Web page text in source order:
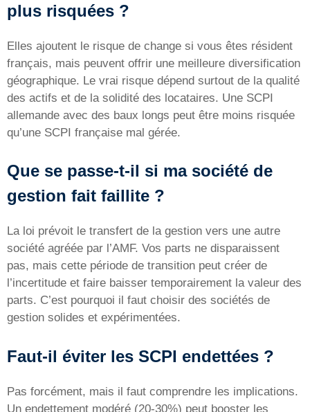
plus risquées ?
Elles ajoutent le risque de change si vous êtes résident
français, mais peuvent offrir une meilleure diversification
géographique. Le vrai risque dépend surtout de la qualité
des actifs et de la solidité des locataires. Une SCPI
allemande avec des baux longs peut être moins risquée
qu’une SCPI française mal gérée.
Que se passe-t-il si ma société de
gestion fait faillite ?
La loi prévoit le transfert de la gestion vers une autre
société agréée par l’AMF. Vos parts ne disparaissent
pas, mais cette période de transition peut créer de
l’incertitude et faire baisser temporairement la valeur des
parts. C’est pourquoi il faut choisir des sociétés de
gestion solides et expérimentées.
Faut-il éviter les SCPI endettées ?
Pas forcément, mais il faut comprendre les implications.
Un endettement modéré (20-30%) peut booster les